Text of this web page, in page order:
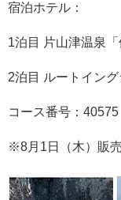
宿泊ホテル：
1泊目 片山津温泉「
2泊目 ルートイン
コース番号：40575
※8月1日（木）販